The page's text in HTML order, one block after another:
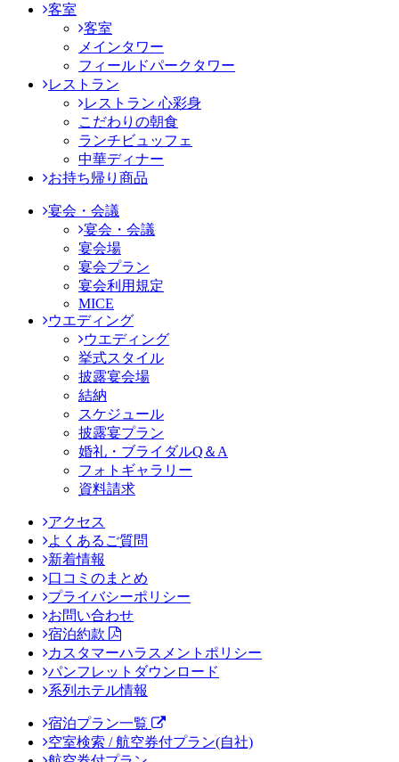
客室
客室
メインタワー
フィールドパークタワー
レストラン
レストラン 心彩身
こだわりの朝食
ランチビュッフェ
中華ディナー
お持ち帰り商品
宴会・会議
宴会・会議
宴会場
宴会プラン
宴会利用規定
MICE
ウエディング
ウエディング
挙式スタイル
披露宴会場
結納
スケジュール
披露宴プラン
婚礼・ブライダルQ＆A
フォトギャラリー
資料請求
アクセス
よくあるご質問
新着情報
口コミのまとめ
プライバシーポリシー
お問い合わせ
宿泊約款
カスタマーハラスメントポリシー
パンフレットダウンロード
系列ホテル情報
宿泊プラン一覧
空室検索 / 航空券付プラン(自社)